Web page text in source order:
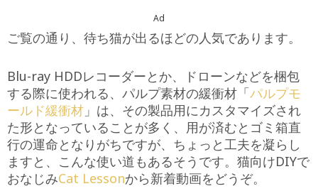
Ad
ご覧の通り、待ち猫が出るほどの人気であります。
Blu-ray HDDレコーダーとか、ドローンなどを梱包
する際に使われる、パルプ素材の緩衝材「パルプモ
ールド緩衝材 」は、その製品用にカスタマイズされ
た形となっていることが多く、用が済むとゴミ箱直
行の運命となりがちですが、ちょっと工夫を凝らし
ますと、こんな使い道もあるそうです。猫向けDIYで
おなじみCat Lessonから新着動画をどうぞ。